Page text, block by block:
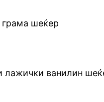
шеќер
лажички ванилин